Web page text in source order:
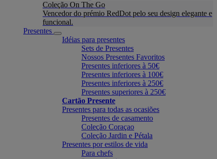
Coleção On The Go
Vencedor do prémio RedDot pelo seu design elegante e
funcional.
Presentes
Idéias para presentes
Sets de Presentes
Nossos Presentes Favoritos
Presentes inferiores à 50€
Presentes inferiores à 100€
Presentes inferiores à 250€
Presentes superiores à 250€
Cartão Presente
Presentes para todas as ocasiões
Presentes de casamento
Coleção Coraçao
Coleção Jardin e Pétala
Presentes por estilos de vida
Para chefs